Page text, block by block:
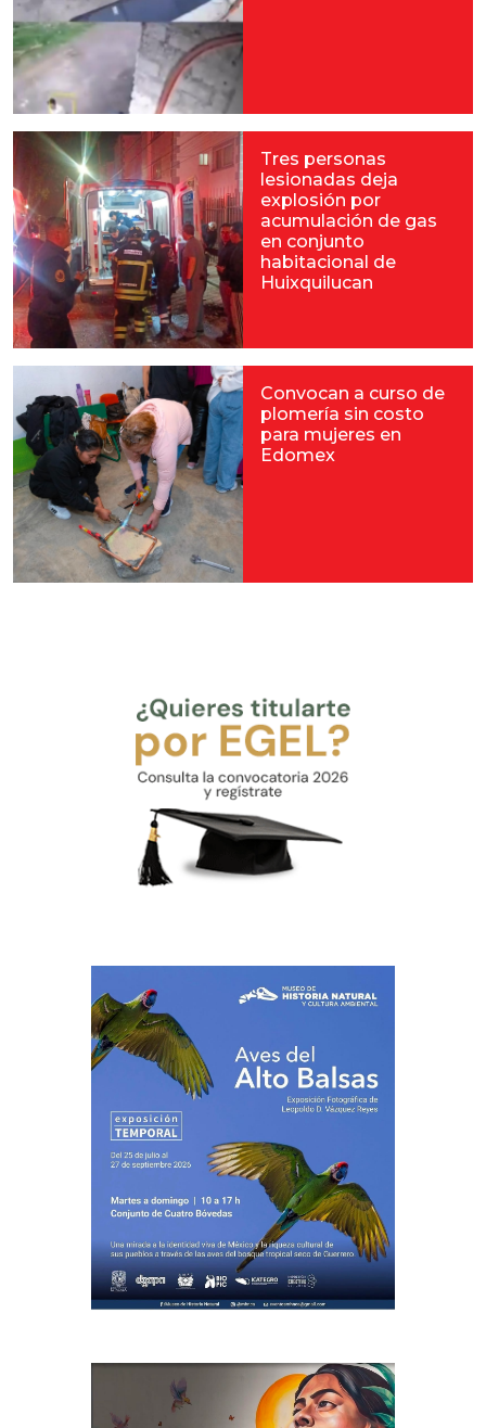
Tres personas
lesionadas deja
explosión por
acumulación de gas
en conjunto
habitacional de
Huixquilucan
Convocan a curso de
plomería sin costo
para mujeres en
Edomex